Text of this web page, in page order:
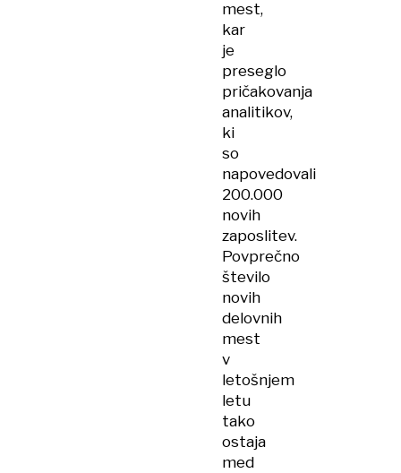
mest,
kar
je
preseglo
pričakovanja
analitikov,
ki
so
napovedovali
200.000
novih
zaposlitev.
Povprečno
število
novih
delovnih
mest
v
letošnjem
letu
tako
ostaja
med